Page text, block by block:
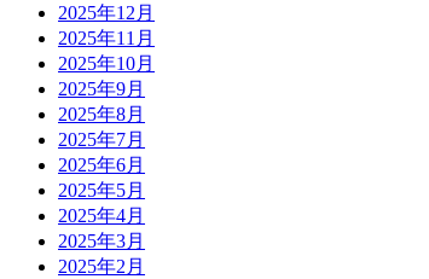
2025年12月
2025年11月
2025年10月
2025年9月
2025年8月
2025年7月
2025年6月
2025年5月
2025年4月
2025年3月
2025年2月